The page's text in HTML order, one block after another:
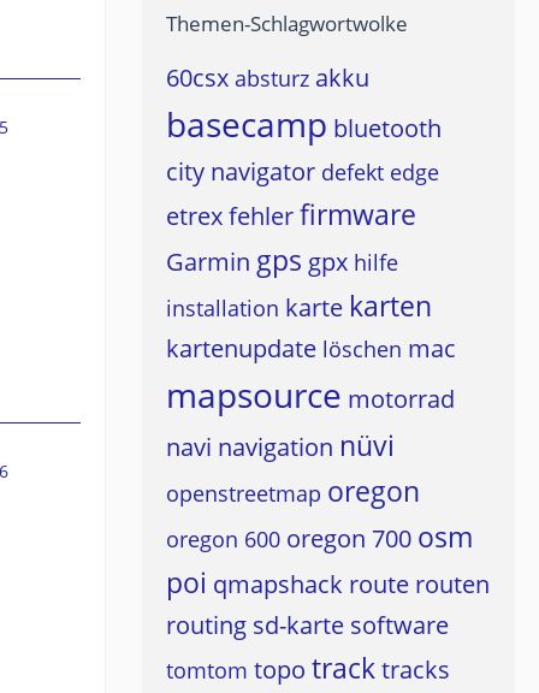
Themen-Schlagwortwolke
60csx absturz akku
basecamp bluetooth
city navigator defekt edge
etrexfehlerfirmware
Garmin gps gpx hilfe
installation karte karten
kartenupdate löschen mac
mapsource motorrad
navi navigation nüvi
openstreetmap oregon
oregon 600 oregon 700 osm
poi qmapshack route routen
routing sd-karte software
tomtom topo tracktracks